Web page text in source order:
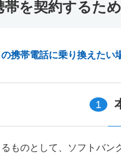
を契約するた
携帯電話に乗り換えたい
1
ものとして、ソフトバン